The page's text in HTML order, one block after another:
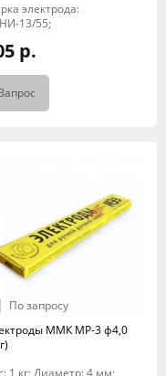
электрода:
13/55;
р.
По запросу
ММК МР-3 ф4,0
1 кг; Диаметр: 4 мм;